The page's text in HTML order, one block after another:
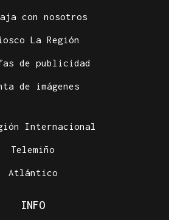
con nosotros
La Región
de publicidad
de imágenes
Internacional
Telemiño
Atlántico
INFO